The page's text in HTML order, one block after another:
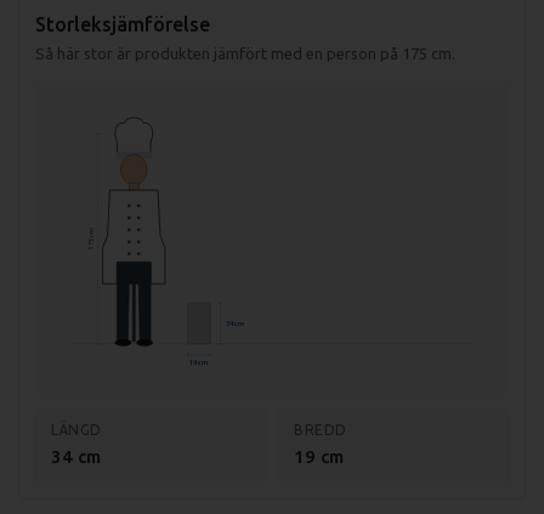
Storleksjämförelse
Så här stor är produkten jämfört med en person på 175 cm.
175 cm
34 cm
19 cm
LÄNGD
34 cm
BREDD
19 cm